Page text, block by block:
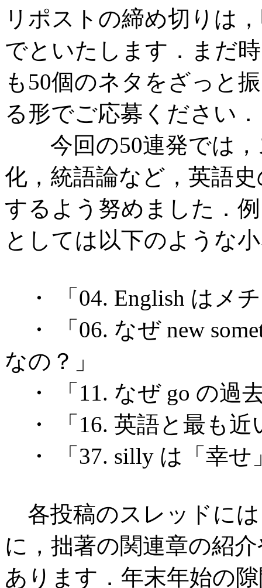
リポストの締め切りは
でといたします．まだ
も50個のネタをざっと
る形でご応募ください．
今回の50連発では，
化，統語論など，英語
するよう努めました．
としては以下のような
・ 「04. English はメ
・ 「06. なぜ new
なの？」
・ 「11. なぜ go の過
・ 「16. 英語と最も近
・ 「37. silly は「幸せ
各投稿のスレッドに
に，拙著の関連章の紹
あります．年末年始の